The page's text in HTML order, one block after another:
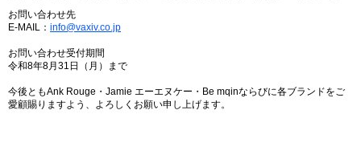
お問い合わせ先
E-MAIL： info@vaxiv.co.jp
お問い合わせ受付期間
令和8年8月31日（月）まで
今後ともAnk Rouge・Jamie エーエヌケー・Be mqinならびに各ブランドをご
愛顧賜りますよう、よろしくお願い申し上げます。